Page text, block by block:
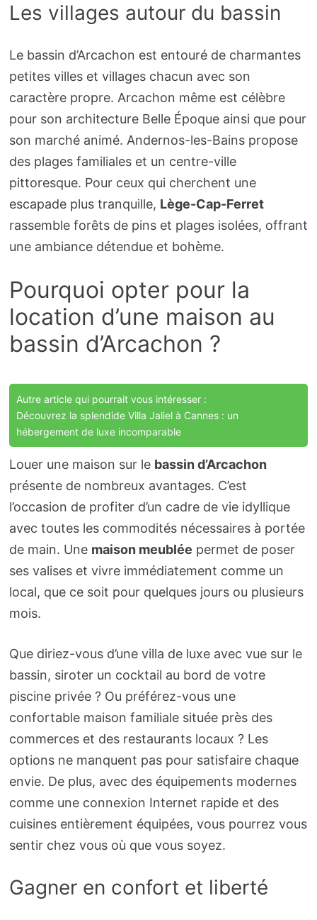
Les villages autour du bassin
Le bassin d’Arcachon est entouré de charmantes
petites villes et villages chacun avec son
caractère propre. Arcachon même est célèbre
pour son architecture Belle Époque ainsi que pour
son marché animé. Andernos-les-Bains propose
des plages familiales et un centre-ville
pittoresque. Pour ceux qui cherchent une
escapade plus tranquille, Lège-Cap-Ferret
rassemble forêts de pins et plages isolées, offrant
une ambiance détendue et bohème.
Pourquoi opter pour la
location d’une maison au
bassin d’Arcachon ?
Autre article qui pourrait vous intéresser :
Découvrez la splendide Villa Jaliel à Cannes : un
hébergement de luxe incomparable
Louer une maison sur le bassin d’Arcachon
présente de nombreux avantages. C’est
l’occasion de profiter d’un cadre de vie idyllique
avec toutes les commodités nécessaires à portée
de main. Une maison meublée permet de poser
ses valises et vivre immédiatement comme un
local, que ce soit pour quelques jours ou plusieurs
mois.
Que diriez-vous d’une villa de luxe avec vue sur le
bassin, siroter un cocktail au bord de votre
piscine privée ? Ou préférez-vous une
confortable maison familiale située près des
commerces et des restaurants locaux ? Les
options ne manquent pas pour satisfaire chaque
envie. De plus, avec des équipements modernes
comme une connexion Internet rapide et des
cuisines entièrement équipées, vous pourrez vous
sentir chez vous où que vous soyez.
Gagner en confort et liberté